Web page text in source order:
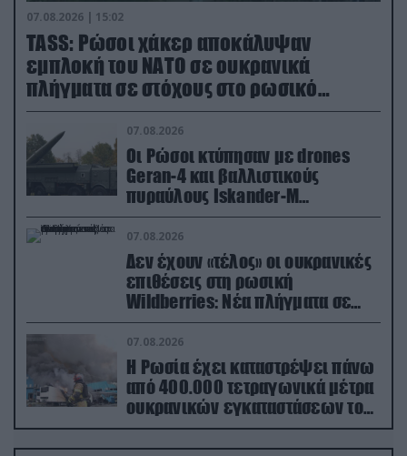
07.08.2026 | 15:02
TASS: Ρώσοι χάκερ αποκάλυψαν
εμπλοκή του ΝΑΤΟ σε ουκρανικά
πλήγματα σε στόχους στο ρωσικό
έδαφος!
07.08.2026
Οι Ρώσοι κτύπησαν με drones
Geran-4 και βαλλιστικούς
πυραύλους Iskander-M
ουκρανικό τρένο με στρατιωτικό
εξοπλισμό
07.08.2026
Δεν έχουν «τέλος» οι ουκρανικές
επιθέσεις στη ρωσική
Wildberries: Νέα πλήγματα σε
εγκαταστάσεις στα Ουράλια
07.08.2026
Η Ρωσία έχει καταστρέψει πάνω
από 400.000 τετραγωνικά μέτρα
ουκρανικών εγκαταστάσεων τον
Ιούλιο